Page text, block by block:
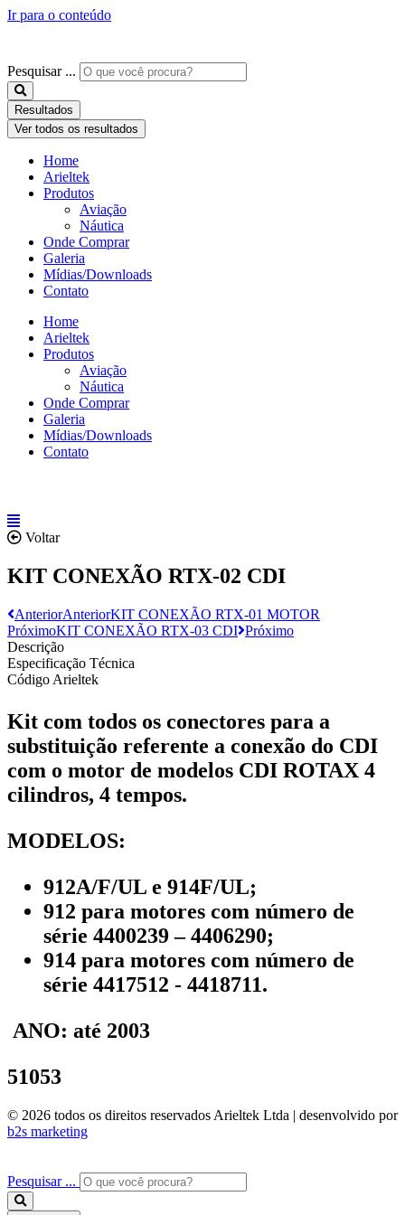
Ir para o conteúdo
Pesquisar ...
Resultados
Ver todos os resultados
Home
Arieltek
Produtos
Aviação
Náutica
Onde Comprar
Galeria
Mídias/Downloads
Contato
Home
Arieltek
Produtos
Aviação
Náutica
Onde Comprar
Galeria
Mídias/Downloads
Contato
Voltar
KIT CONEXÃO RTX-02 CDI
AnteriorAnteriorKIT CONEXÃO RTX-01 MOTOR
PróximoKIT CONEXÃO RTX-03 CDI Próximo
Descrição
Especificação Técnica
Código Arieltek
Kit com todos os conectores para a
substituição referente a conexão do CDI
com o motor de modelos CDI ROTAX 4
cilindros, 4 tempos.
MODELOS:
912A/F/UL e 914F/UL;
912 para motores com número de
série 4400239 – 4406290;
914 para motores com número de
série 4417512 - 4418711.
ANO: até 2003
51053
© 2026 todos os direitos reservados Arieltek Ltda | desenvolvido por
b2s marketing
Pesquisar ...